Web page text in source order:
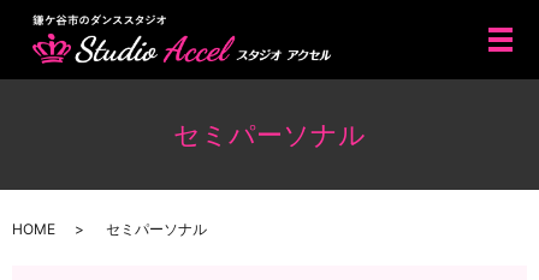
メ
セミパーソナル
HOME セミパーソナル